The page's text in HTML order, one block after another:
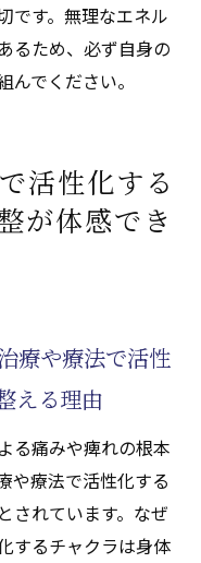
です。無理なエネル
るため、必ず自身の
でください。
活性化する
が体感でき
療や療法で活性
える理由
る痛みや痺れの根本
や療法で活性化する
されています。なぜ
するチャクラは身体